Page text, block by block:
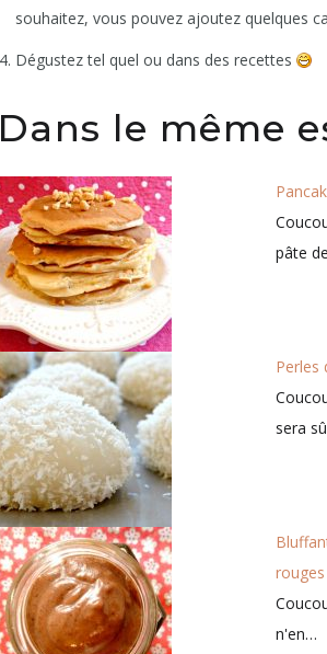
souhaitez, vous pouvez ajoutez quelques
Dégustez tel quel ou dans des recettes
Dans le même
pâte
Perles
sera
rouges
n'en…